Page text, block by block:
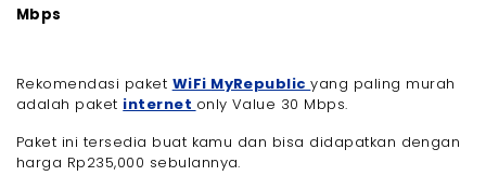
Mbps
Rekomendasi paket WiFi MyRepublicyang paling murah
adalah paket internet only Value 30 Mbps.
Paket ini tersedia buat kamu dan bisa didapatkan dengan
harga Rp235,000 sebulannya.